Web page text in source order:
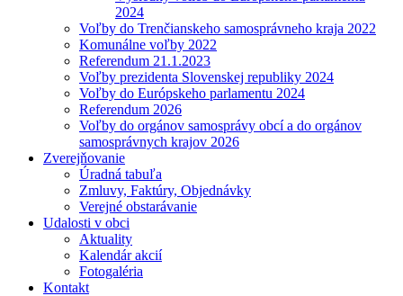
2024
Voľby do Trenčianskeho samosprávneho kraja 2022
Komunálne voľby 2022
Referendum 21.1.2023
Voľby prezidenta Slovenskej republiky 2024
Voľby do Európskeho parlamentu 2024
Referendum 2026
Voľby do orgánov samosprávy obcí a do orgánov
samosprávnych krajov 2026
Zverejňovanie
Úradná tabuľa
Zmluvy, Faktúry, Objednávky
Verejné obstarávanie
Udalosti v obci
Aktuality
Kalendár akcií
Fotogaléria
Kontakt